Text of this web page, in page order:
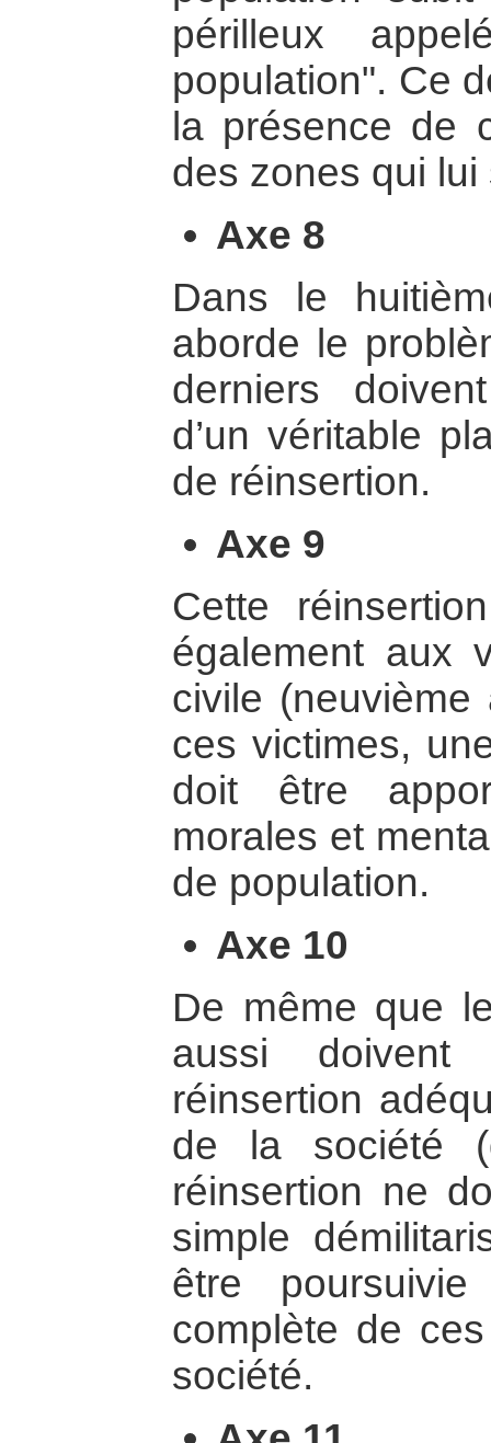
périlleux
population". Ce
la présence de
des zones qui
Axe 8
Dans le
aborde le
derniers
d’un véritable
de réinsertion.
Axe 9
Cette
également aux
civile
ces victimes,
doit être
morales et
de population.
Axe 10
De même que
aussi doivent
réinsertion
de la société
réinsertion ne
simple
être poursuivie
complète de
société.